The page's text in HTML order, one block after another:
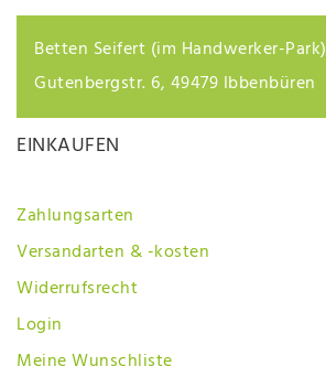
Betten Seifert (im Handwerker-Park)
Gutenbergstr. 6, 49479 Ibbenbüren
EINKAUFEN
Zahlungsarten
Versandarten & -kosten
Widerrufsrecht
Login
Meine Wunschliste